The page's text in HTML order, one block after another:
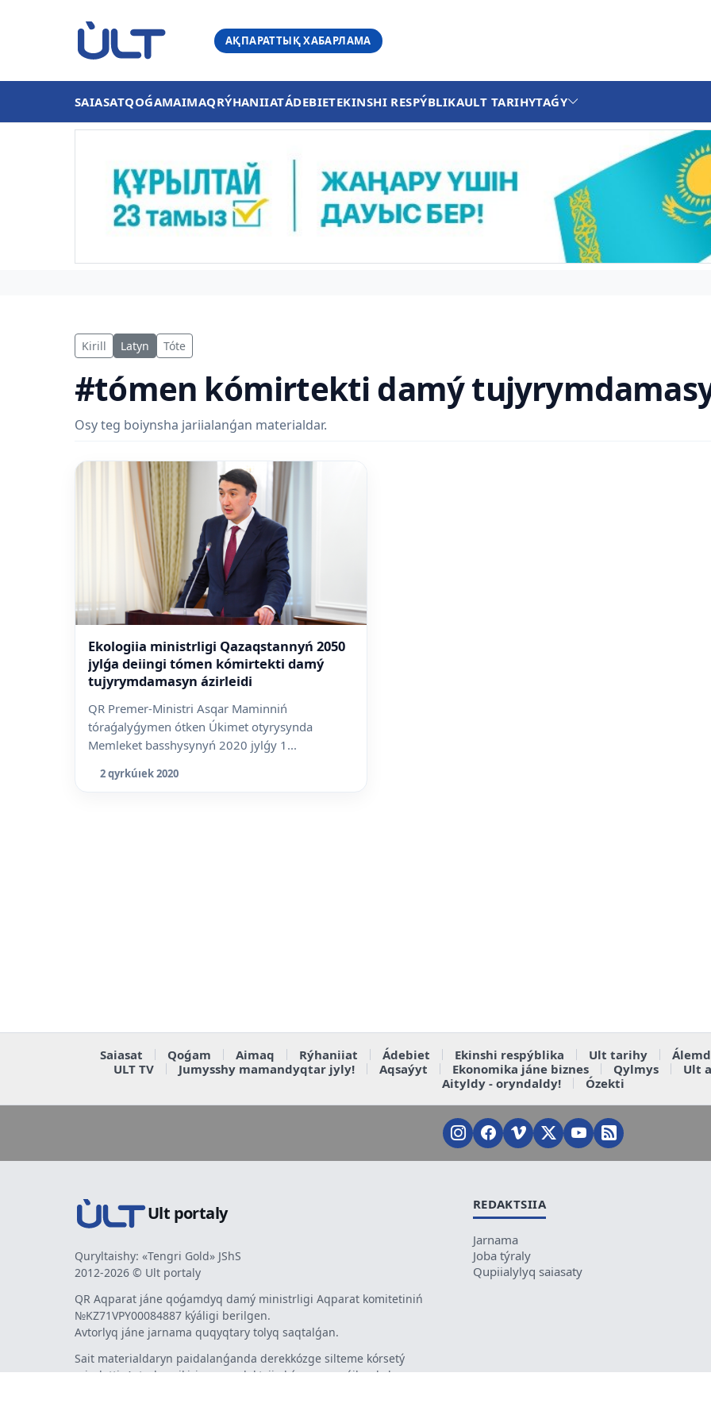
АҚПАРАТТЫҚ ХАБАРЛАМА
SAIASATQOǴAMAIMAQRÝHANIIATÁDEBIETEKINSHI RESPÝBLIKAULT TARIHYTAǴY
Kirill Latyn Tóte
#tómen kómirtekti damý
Osy teg boiynsha jariialanǵan materialdar.
Ekologiia ministrligi Qazaqstannyń 2050
jylǵa deiingi tómen kómirtekti damý
tujyrymdamasyn ázirleidi
QR Premer-Ministri Asqar Maminniń
tóraǵalyǵymen ótken Úkimet otyrysynda
Memleket basshysynyń 2020 jylǵy 1...
2 qyrkúıek 2020
Saiasat Qoǵam Aimaq Rýhaniiat Ádebiet Ekinshi respýblika Ult tarihy
ULT TV
Jumysshy mamandyqtar jyly! Aqsaýyt Ekonomika jáne biznes Qylmys
Ult
Aityldy - oryndaldy!
Ózekti
Ult portaly
Quryltaishy: «Tengri Gold» JShS
2012-2026 © Ult portaly
QR Aqparat jáne qoǵamdyq damý ministrligi Aqparat komitetiniń
№KZ71VPY00084887 kýáligi berilgen.
Avtorlyq jáne jarnama quqyqtary tolyq saqtalǵan.
Sait materialdaryn paidalanǵanda derekkózge silteme kórsetý
mindetti. Avtorlar pikiri men redaktsiia kózqarasy sáikes kele
REDAKTSIIA
Jarnama
Joba týraly
Qupiialylyq saiasaty